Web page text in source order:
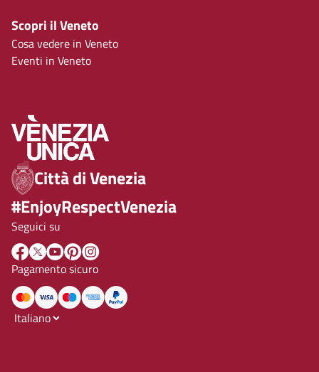
Scopri il Veneto
Cosa vedere in Veneto
Eventi in Veneto
Città di Venezia
#EnjoyRespectVenezia
Seguici su
Pagamento sicuro